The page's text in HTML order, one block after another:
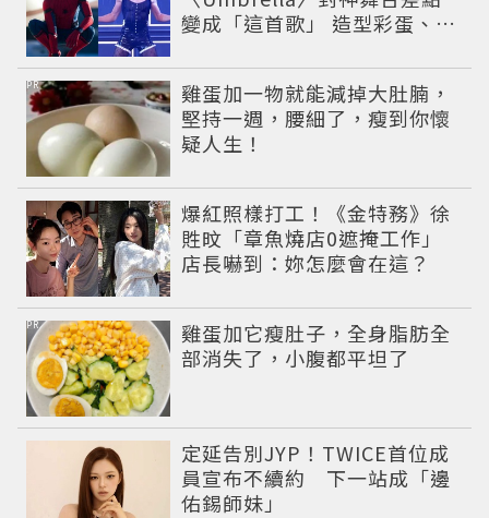
變成「這首歌」 造型彩蛋、暖
雞蛋加一物就能減掉大肚腩，
堅持一週，腰細了，瘦到你懷
疑人生！
PR
爆紅照樣打工！《金特務》徐
貹旼「章魚燒店0遮掩工作」
店長嚇到：妳怎麼會在這？
雞蛋加它瘦肚子，全身脂肪全
部消失了，小腹都平坦了
PR
定延告別JYP！TWICE首位成
員宣布不續約 下一站成「邊
佑錫師妹」